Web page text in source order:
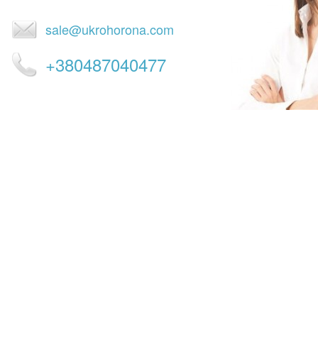
sale@ukrohorona.com
+380487040477